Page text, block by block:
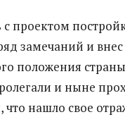
замечаний и внес
положения
и ныне
что нашло свое